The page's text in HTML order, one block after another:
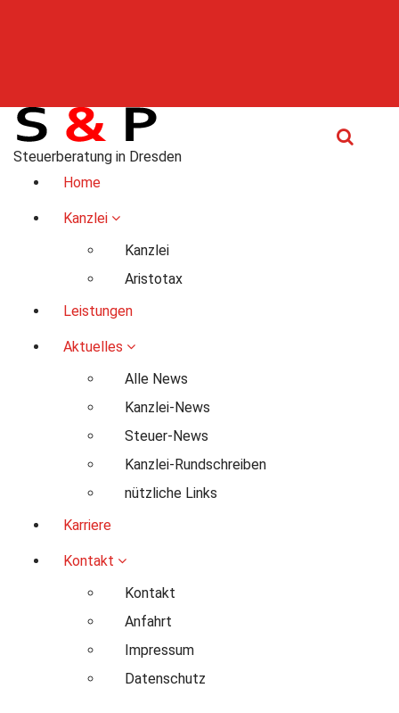
Steuerberatung in Dresden
Home
Kanzlei
Kanzlei
Aristotax
Leistungen
Aktuelles
Alle News
Kanzlei-News
Steuer-News
Kanzlei-Rundschreiben
nützliche Links
Karriere
Kontakt
Kontakt
Anfahrt
Impressum
Datenschutz